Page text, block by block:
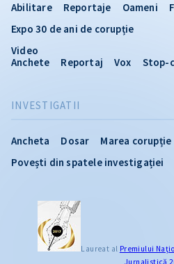
INVESTIGATII
Ancheta Dosar
Marea corupție
Povești din spatele investigației
Abilitare Reportaje Oameni
Expo 30 de ani de corupție
Video
Anchete
Reportaj Vox Stop-
Laureat al Premiului